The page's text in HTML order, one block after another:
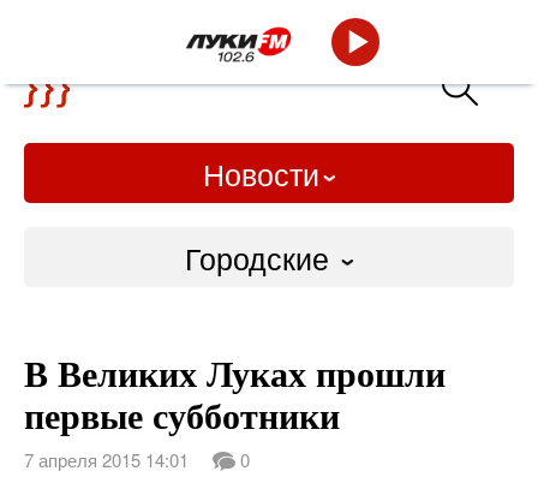
Новости
Городские
Слово Дело
Народные
В Великих Луках прошли
первые субботники
7 апреля 2015 14:01 0